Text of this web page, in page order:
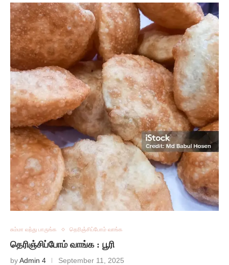
சும்மா வந்து பாருங்க தெரிஞ்சிப்போம் வாங்க
தெரிஞ்சிப்போம் வாங்க : பூரி
byAdmin 4 September 11, 2025